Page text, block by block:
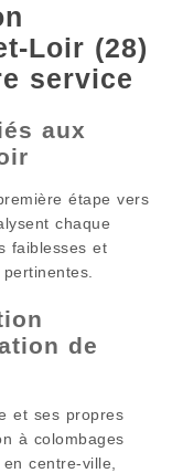
Loir (28)
service
aux
étape vers
chaque
faiblesses et
de
et ses propres
à colombages
centre-ville,